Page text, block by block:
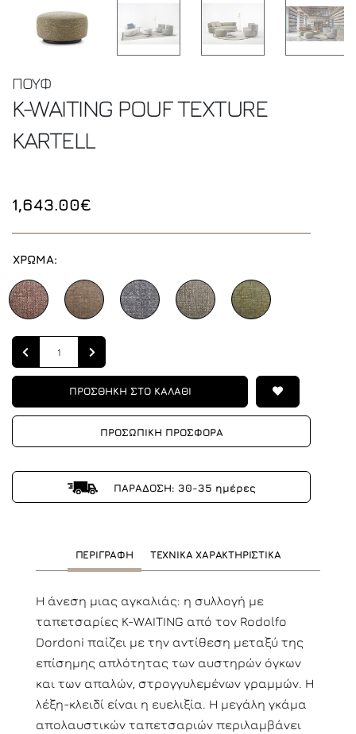
ΠΟΥΦ
K-WAITING POUF TEXTURE
KARTELL
1,643.00€
ΧΡΩΜΑ:
Quantity
ΠΡΟΣΘΗΚΗ ΣΤΟ ΚΑΛΑΘΙ
ΠΡΟΣΩΠΙΚΗ ΠΡΟΣΦΟΡΑ
ΠΑΡΑΔΟΣΗ: 30-35 ημέρες
ΠΕΡΙΓΡΑΦΗ ΤΕΧΝΙΚΑ ΧΑΡΑΚΤΗΡΙΣΤΙΚΑ
Η άνεση μιας αγκαλιάς: η συλλογή με
ταπετσαρίες K-WAITING από τον Rodolfo
Dordoni παίζει με την αντίθεση μεταξύ της
επίσημης απλότητας των αυστηρών όγκων
και των απαλών, στρογγυλεμένων γραμμών. Η
λέξη-κλειδί είναι η ευελιξία. Η μεγάλη γκάμα
απολαυστικών ταπετσαριών περιλαμβάνει